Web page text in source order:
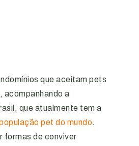
que aceitam pets
acompanhando a
que atualmente tem a
pet do mundo.
formas de conviver